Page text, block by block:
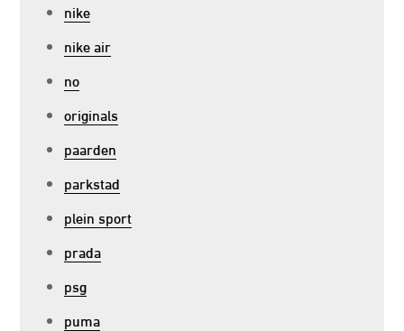
nike
nike air
no
originals
paarden
parkstad
plein sport
prada
psg
puma